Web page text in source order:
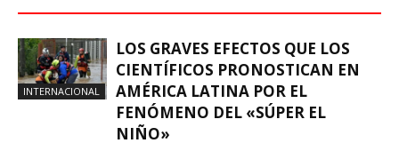
INTERNACIONAL
LOS GRAVES EFECTOS QUE LOS
CIENTÍFICOS PRONOSTICAN EN
AMÉRICA LATINA POR EL
FENÓMENO DEL «SÚPER EL
NIÑO»